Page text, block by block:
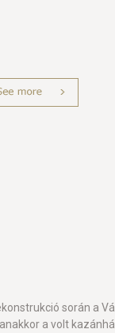
során a
a volt